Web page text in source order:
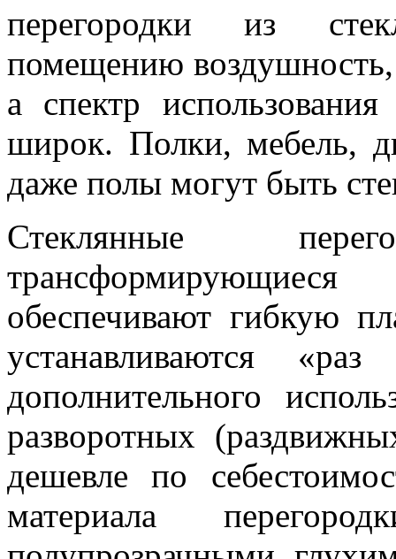
перегородки из
помещению воздушность,
а спектр
широк. Полки, мебель,
даже полы могут быть
Стеклянные
обеспечивают гибкую
устанавливаются
дополнительного
разворотных
дешевле по
материала